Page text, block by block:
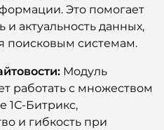
Это помогает
и актуальность данных,
поисковым системам.
Модуль
работать с множеством
1С-Битрикс,
и гибкость при